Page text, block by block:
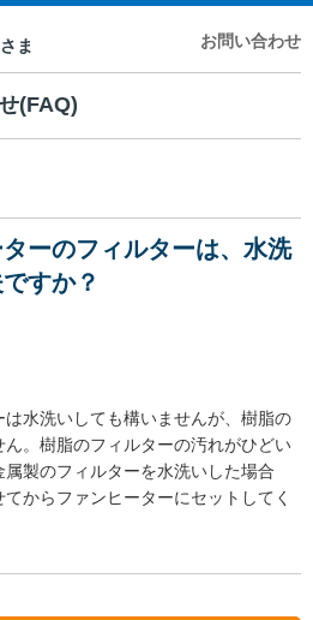
お問い合わせ
(FAQ)
ーのフィルターは、水洗
すか？
水洗いしても構いませんが、樹脂の
。樹脂のフィルターの汚れがひどい
製のフィルターを水洗いした場合
からファンヒーターにセットしてく